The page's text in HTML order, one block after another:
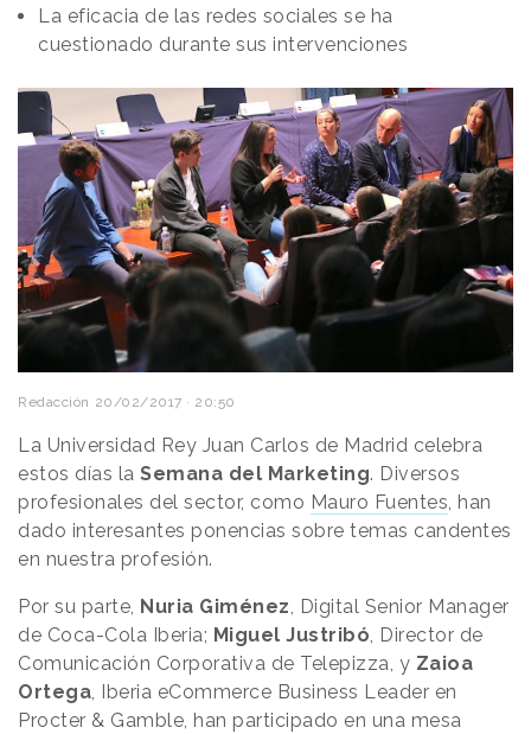
La eficacia de las redes sociales se ha
cuestionado durante sus intervenciones
Redacción 20/02/2017 · 20:50
La Universidad Rey Juan Carlos de Madrid celebra
estos días la Semana del Marketing. Diversos
profesionales del sector, como Mauro Fuentes, han
dado interesantes ponencias sobre temas candentes
en nuestra profesión.
Por su parte, Nuria Giménez, Digital Senior Manager
de Coca-Cola Iberia; Miguel Justribó, Director de
Comunicación Corporativa de Telepizza, y Zaioa
Ortega, Iberia eCommerce Business Leader en
Procter & Gamble, han participado en una mesa